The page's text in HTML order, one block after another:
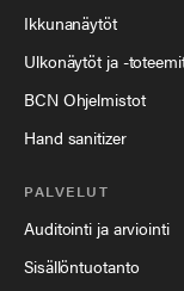
Ikkunanäytöt
Ulkonäytöt ja -
BCN Ohjelmistot
Hand sanitizer
PALVELUT
Auditointi ja arviointi
Sisällöntuotanto